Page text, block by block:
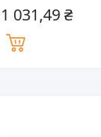
1 031,49 ₴